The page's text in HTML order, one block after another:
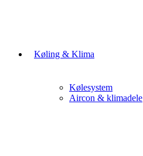
Køling & Klima
Kølesystem
Aircon & klimadele